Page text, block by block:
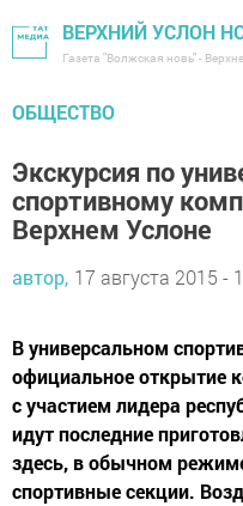
ВЕРХНИЙ УСЛОН
Газета "Волжская новь" -
ОБЩЕСТВО
Экскурсия по
спортивному
Верхнем Услоне
автор, 17 августа 2015 -
В универсальном
официальное открытие
с участием лидера
идут последние
здесь, в обычном
спортивные секции.